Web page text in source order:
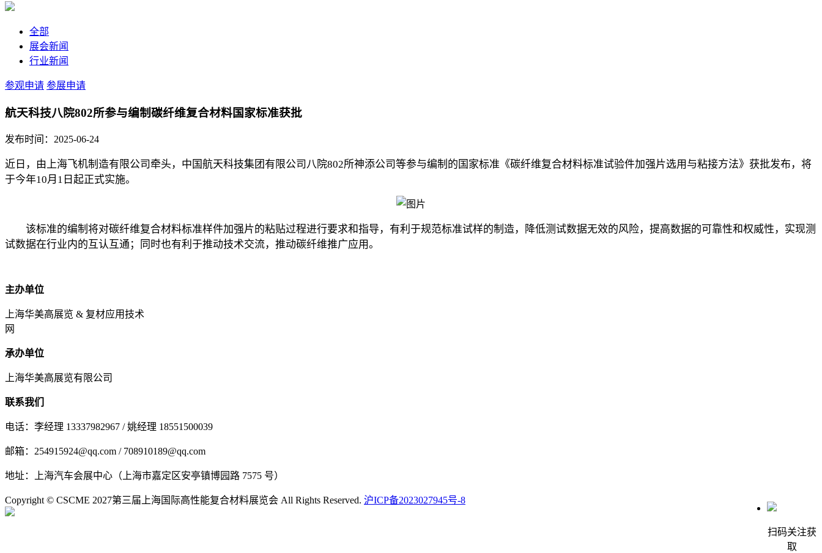
全部
展会新闻
行业新闻
参观申请 参展申请
航天科技八院802所参与编制碳纤维复合材料国家标准获批
发布时间：2025-06-24
近日，由上海飞机制造有限公司牵头，中国航天科技集团有限公司八院802所神添公司等参与编制的国家标准《碳纤维复合材料标准试验件加强片选用与粘接方法》获批发布，将
于今年10月1日起正式实施。
该标准的编制将对碳纤维复合材料标准样件加强片的粘贴过程进行要求和指导，有利于规范标准试样的制造，降低测试数据无效的风险，提高数据的可靠性和权威性，实现测
试数据在行业内的互认互通；同时也有利于推动技术交流，推动碳纤维推广应用。
主办单位
上海华美高展览 & 复材应用技术
网
承办单位
上海华美高展览有限公司
联系我们
电话：李经理 13337982967 / 姚经理 18551500039
邮箱：254915924@qq.com / 708910189@qq.com
地址：上海汽车会展中心（上海市嘉定区安亭镇博园路 7575 号）
扫码关注获
取
Copyright © CSCME 2027第三届上海国际高性能复合材料展览会 All Rights Reserved. 沪ICP备2023027945号-8